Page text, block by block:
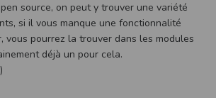
source, on peut y trouver une variété
si il vous manque une fonctionnalité
vous pourrez la trouver dans les modules
déjà un pour cela.
)